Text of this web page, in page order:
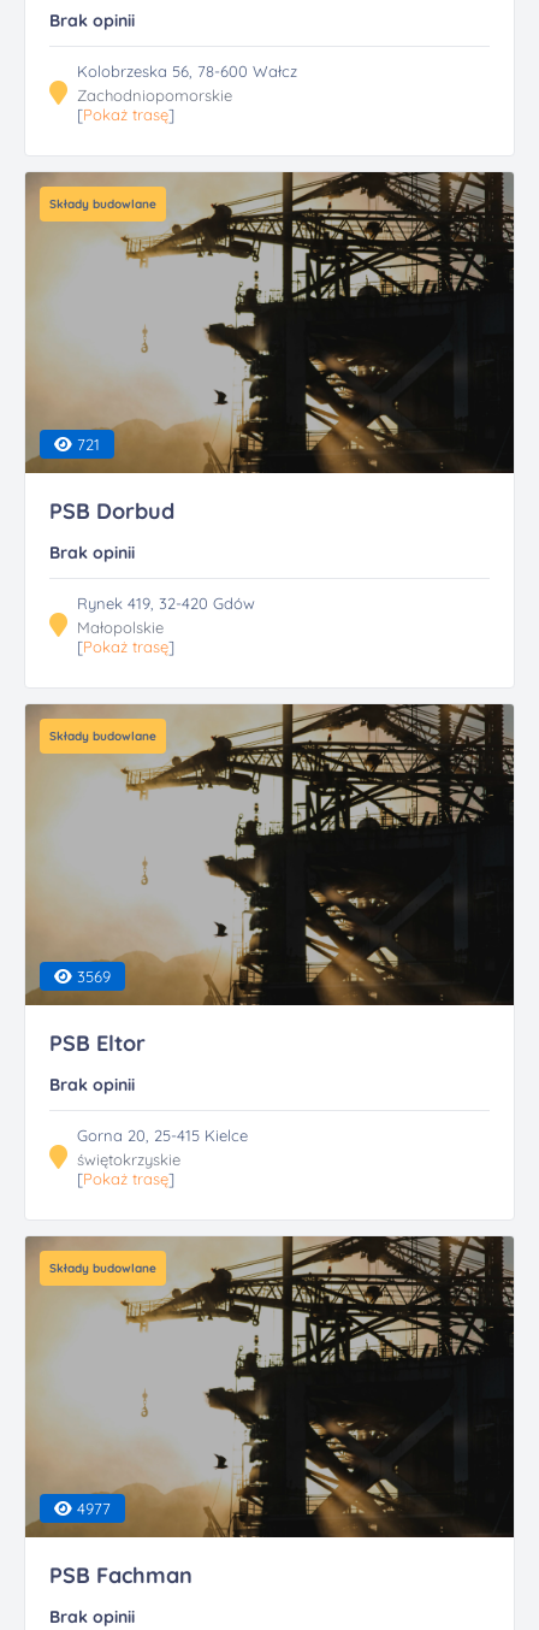
Brak opinii
Kolobrzeska 56, 78-600 Wałcz
Zachodniopomorskie
[Pokaż trasę]
Składy budowlane
721
PSB Dorbud
Brak opinii
Rynek 419, 32-420 Gdów
Małopolskie
[Pokaż trasę]
Składy budowlane
3569
PSB Eltor
Brak opinii
Gorna 20, 25-415 Kielce
świętokrzyskie
[Pokaż trasę]
Składy budowlane
4977
PSB Fachman
Brak opinii